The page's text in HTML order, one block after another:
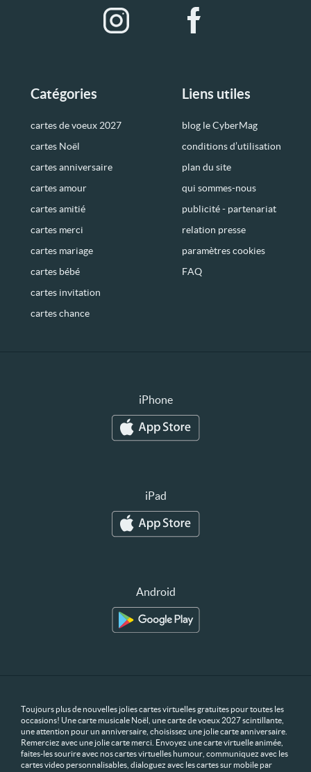
Catégories
cartes de voeux 2027
cartes Noël
cartes anniversaire
cartes amour
cartes amitié
cartes merci
cartes mariage
cartes bébé
cartes invitation
cartes chance
Liens utiles
blog le CyberMag
conditions d’utilisation
plan du site
qui sommes-nous
publicité - partenariat
relation presse
paramètres cookies
FAQ
iPhone
iPad
Android
Toujours plus de nouvelles jolies cartes virtuelles gratuites pour toutes les
occasions! Une carte musicale Noël, une carte de voeux 2027 scintillante,
une attention pour un anniversaire, choisissez une jolie carte anniversaire.
Remerciez avec une jolie carte merci. Envoyez une carte virtuelle animée,
faites-les sourire avec nos cartes virtuelles humour, communiquez avec les
cartes video personnalisables, dialoguez avec les cartes sur mobile par